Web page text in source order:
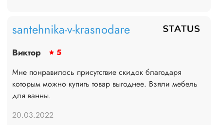
santehnika-v-krasnodare
Виктор
5
Мне понравилось присутствие скидок благодаря
которым можно купить товар выгоднее. Взяли мебель
для ванны.
20.03.2022